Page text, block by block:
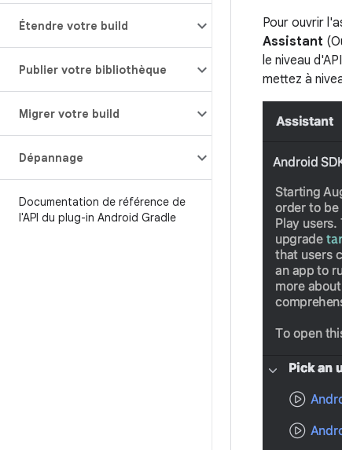
Étendre votre build
Publier votre bibliothèque
Migrer votre build
Dépannage
Documentation de référence de
l'API du plug-in Android Gradle
Pour ouvrir
Assistant
le niveau
mettez à